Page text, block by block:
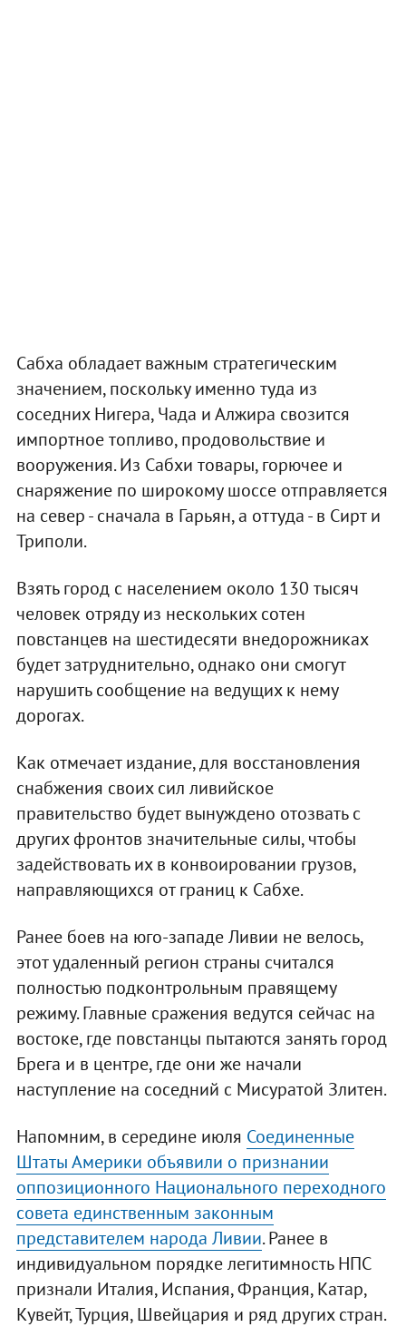
Сабха обладает важным стратегическим
значением, поскольку именно туда из
соседних Нигера, Чада и Алжира свозится
импортное топливо, продовольствие и
вооружения. Из Сабхи товары, горючее и
снаряжение по широкому шоссе отправляется
на север - сначала в Гарьян, а оттуда - в Сирт и
Триполи.
Взять город с населением около 130 тысяч
человек отряду из нескольких сотен
повстанцев на шестидесяти внедорожниках
будет затруднительно, однако они смогут
нарушить сообщение на ведущих к нему
дорогах.
Как отмечает издание, для восстановления
снабжения своих сил ливийское
правительство будет вынуждено отозвать с
других фронтов значительные силы, чтобы
задействовать их в конвоировании грузов,
направляющихся от границ к Сабхе.
Ранее боев на юго-западе Ливии не велось,
этот удаленный регион страны считался
полностью подконтрольным правящему
режиму. Главные сражения ведутся сейчас на
востоке, где повстанцы пытаются занять город
Брега и в центре, где они же начали
наступление на соседний с Мисуратой Злитен.
Напомним, в середине июля Соединенные
Штаты Америки объявили о признании
оппозиционного Национального переходного
совета единственным законным
представителем народа Ливии. Ранее в
индивидуальном порядке легитимность НПС
признали Италия, Испания, Франция, Катар,
Кувейт, Турция, Швейцария и ряд других стран.